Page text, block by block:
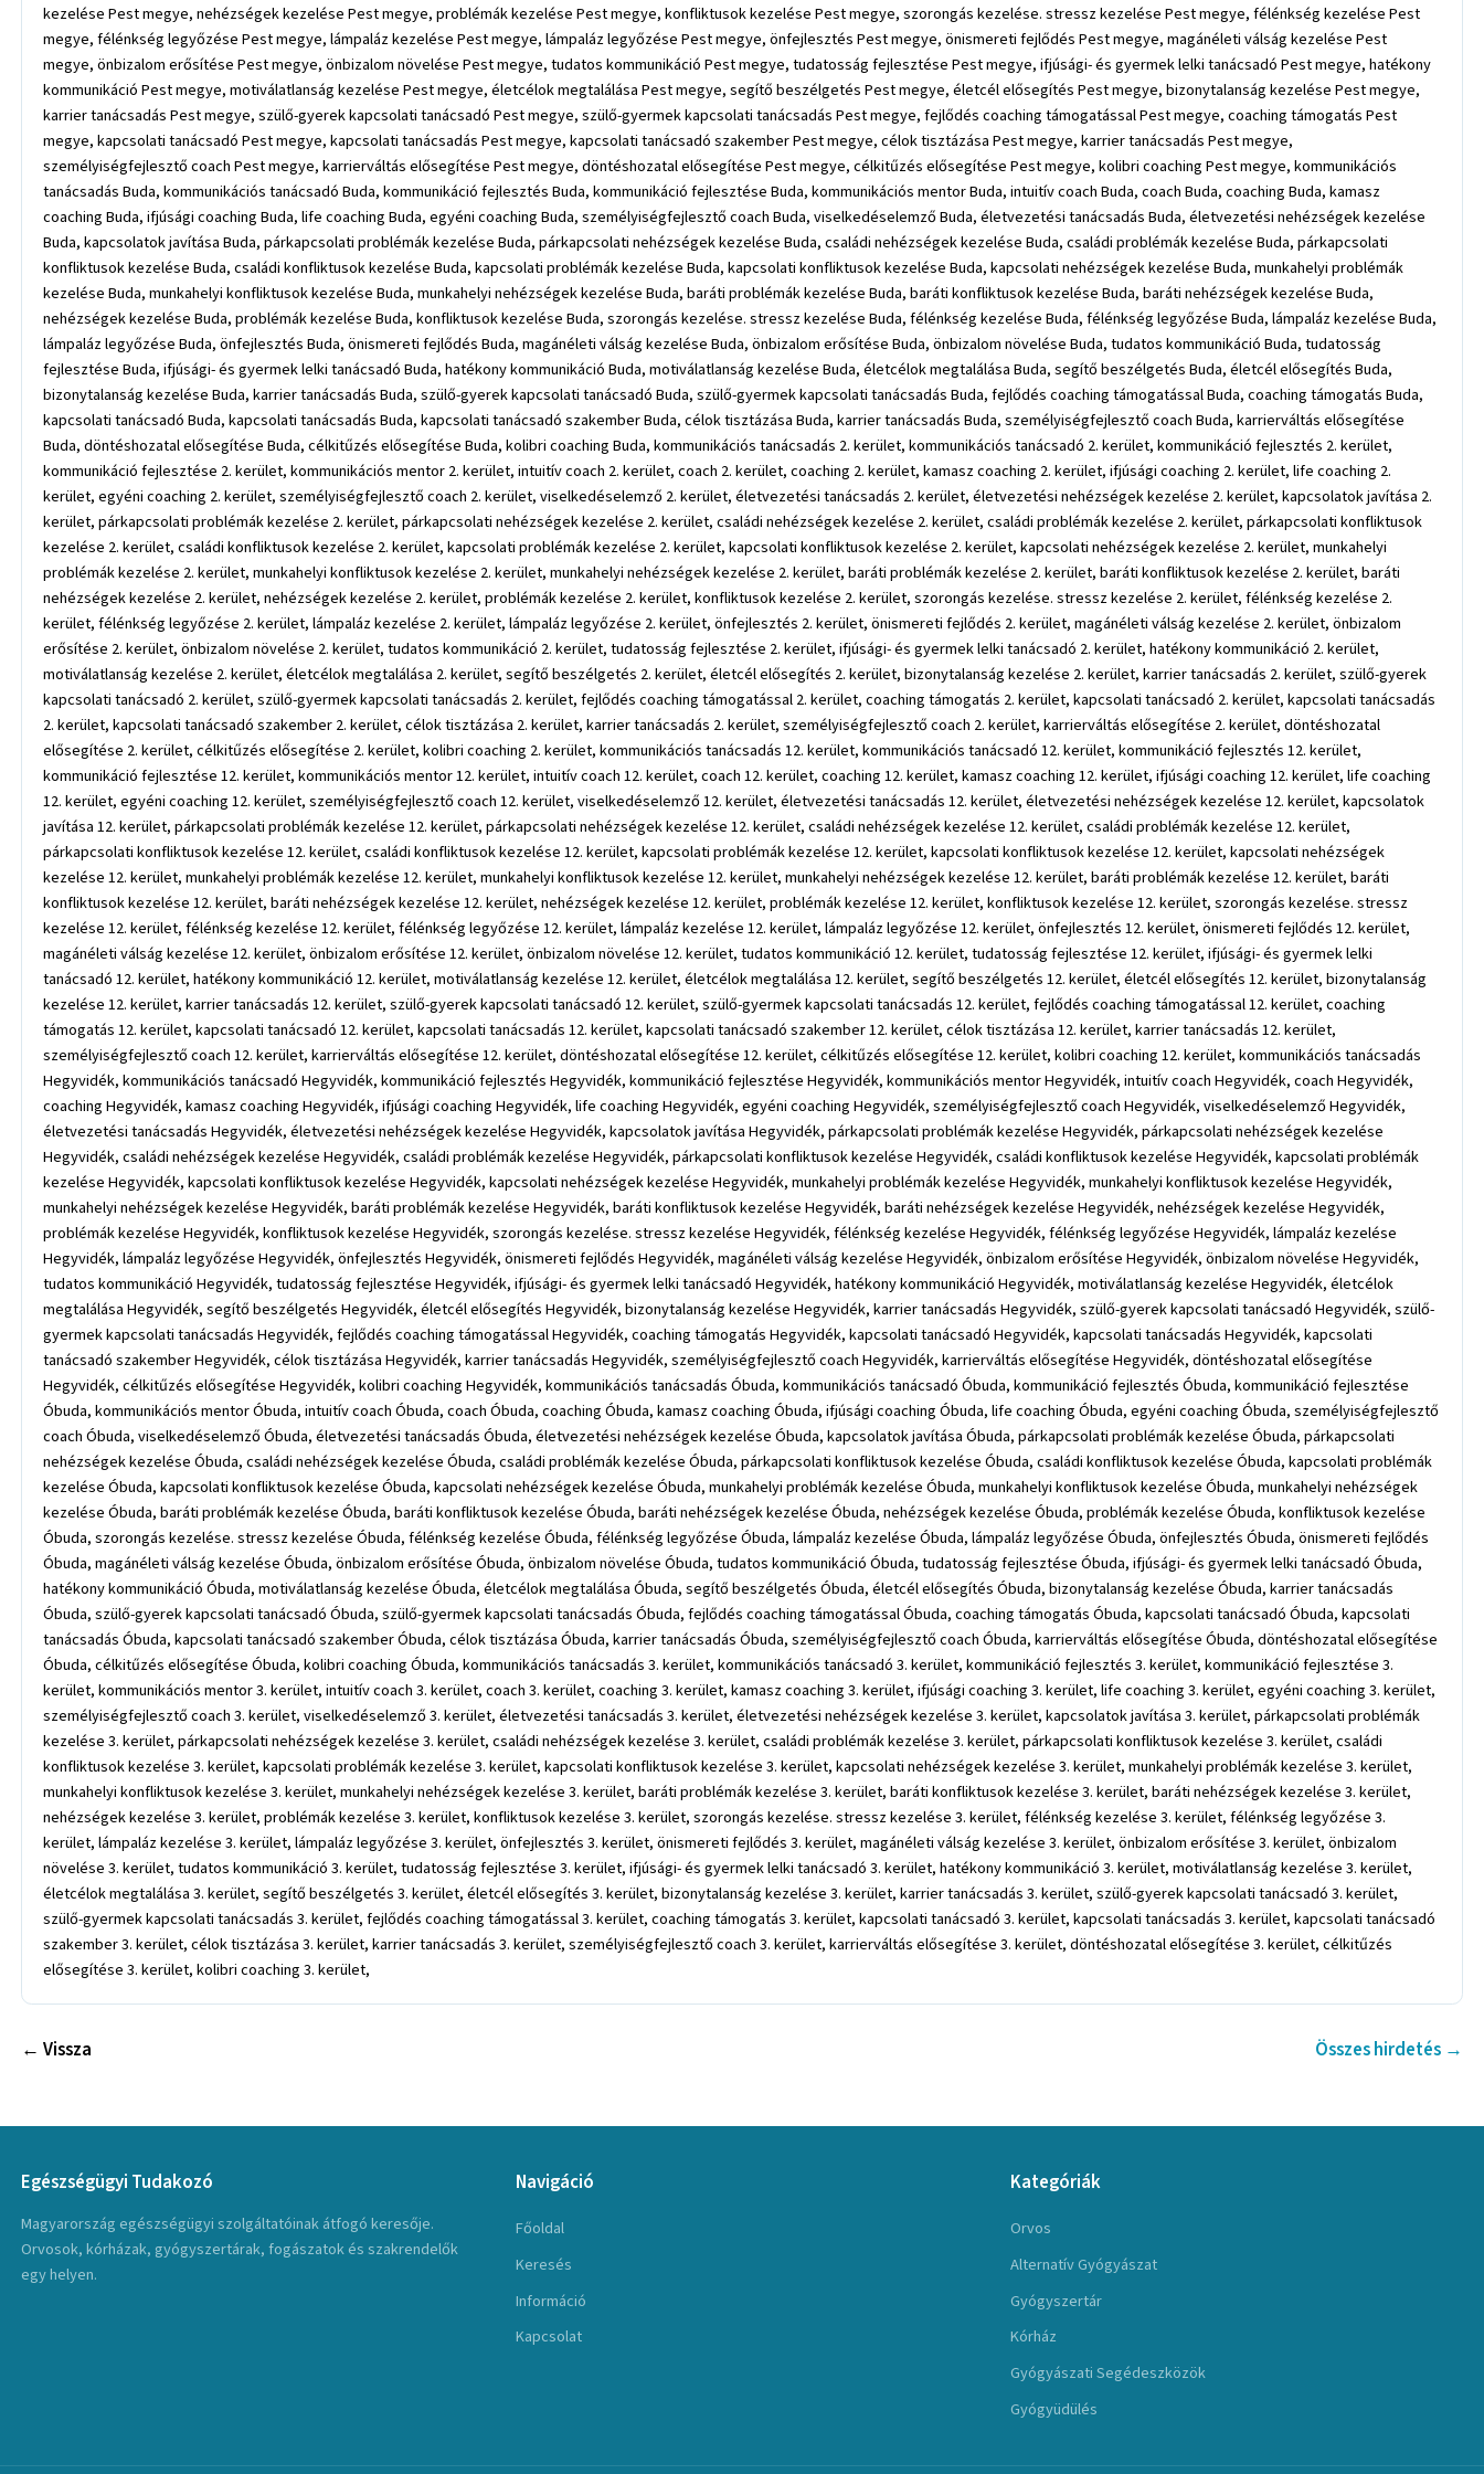
← Vissza Összes hirdetés →
Egészségügyi Tudakozó
Magyarország egészségügyi szolgáltatóinak átfogó keresője.
Orvosok, kórházak, gyógyszertárak, fogászatok és szakrendelők
egy helyen.
Navigáció
Főoldal
Keresés
Információ
Kapcsolat
Kategóriák
Orvos
Alternatív Gyógyászat
Gyógyszertár
Kórház
Gyógyászati Segédeszközök
Gyógyüdülés